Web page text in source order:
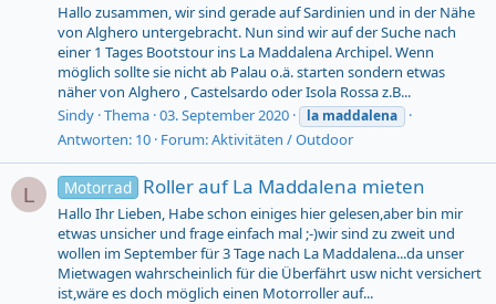
Hallo zusammen, wir sind gerade auf Sardinien und in der Nähe
von Alghero untergebracht. Nun sind wir auf der Suche nach
einer 1 Tages Bootstour ins La Maddalena Archipel. Wenn
möglich sollte sie nicht ab Palau o.ä. starten sondern etwas
näher von Alghero , Castelsardo oder Isola Rossa z.B...
Sindy Thema 03. September 2020 la maddalena
Antworten: 10 Forum:Aktivitäten / Outdoor
L Motorrad Roller auf La Maddalena mieten
Hallo Ihr Lieben, Habe schon einiges hier gelesen,aber bin mir
etwas unsicher und frage einfach mal ;-)wir sind zu zweit und
wollen im September für 3 Tage nach La Maddalena...da unser
Mietwagen wahrscheinlich für die Überfährt usw nicht versichert
ist,wäre es doch möglich einen Motorroller auf...